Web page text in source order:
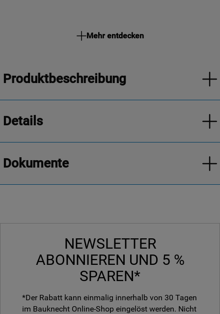
Mehr entdecken
Produktbeschreibung
Details
Dokumente
NEWSLETTER
ABONNIEREN UND 5 %
SPAREN*
*Der Rabatt kann einmalig innerhalb von 30 Tagen
im Bauknecht Online-Shop eingelöst werden. Nicht